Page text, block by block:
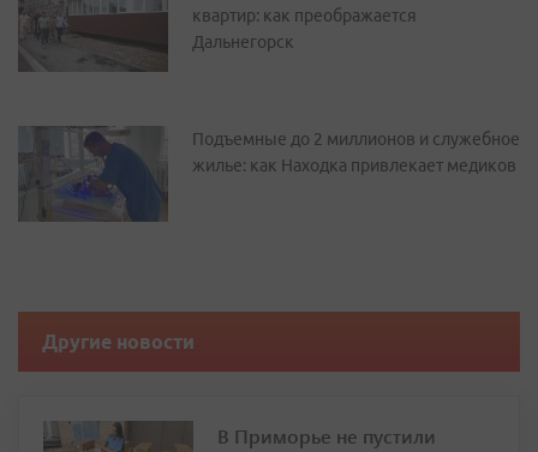
квартир: как преображается
Дальнегорск
Подъемные до 2 миллионов и служебное
жилье: как Находка привлекает медиков
Другие новости
В Приморье не пустили